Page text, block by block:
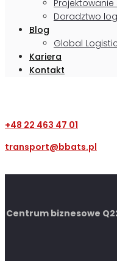
Doradztwo
Blog
Global
Kariera
Kontakt
+48 22 463 47 01
transport@bbats.pl
Centrum biznesowe